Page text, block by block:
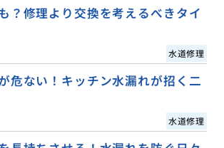
？修理より交換を考えるべきタイ
水道修理
危ない！キッチン水漏れが招く二
水道修理